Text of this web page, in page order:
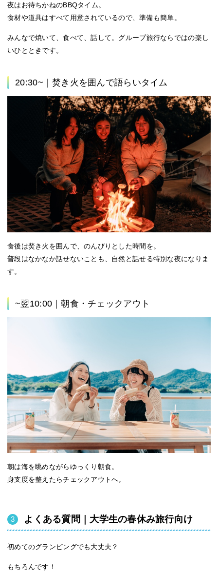
夜はお待ちかねのBBQタイム。
食材や道具はすべて用意されているので、準備も簡単。
みんなで焼いて、食べて、話して。グループ旅行ならではの楽し
いひとときです。
20:30~｜焚き火を囲んで語らいタイム
食後は焚き火を囲んで、のんびりとした時間を。
普段はなかなか話せないことも、自然と話せる特別な夜になりま
す。
~翌10:00｜朝食・チェックアウト
朝は海を眺めながらゆっくり朝食。
身支度を整えたらチェックアウトへ。
よくある質問｜大学生の春休み旅行向け
初めてのグランピングでも大丈夫？
もちろんです！